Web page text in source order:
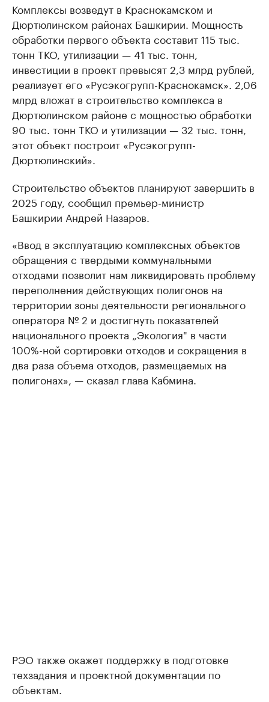
Комплексы возведут в Краснокамском и
Дюртюлинском районах Башкирии. Мощность
обработки первого объекта составит 115 тыс.
тонн ТКО, утилизации — 41 тыс. тонн,
инвестиции в проект превысят 2,3 млрд рублей,
реализует его «Русэкогрупп-Краснокамск». 2,06
млрд вложат в строительство комплекса в
Дюртюлинском районе с мощностью обработки
90 тыс. тонн ТКО и утилизации — 32 тыс. тонн,
этот объект построит «Русэкогрупп-
Дюртюлинский».
Строительство объектов планируют завершить в
2025 году, сообщил премьер-министр
Башкирии Андрей Назаров.
«Ввод в эксплуатацию комплексных объектов
обращения с твердыми коммунальными
отходами позволит нам ликвидировать проблему
переполнения действующих полигонов на
территории зоны деятельности регионального
оператора № 2 и достигнуть показателей
национального проекта „Экология" в части
100%-ной сортировки отходов и сокращения в
два раза объема отходов, размещаемых на
полигонах», — сказал глава Кабмина.
РЭО также окажет поддержку в подготовке
техзадания и проектной документации по
объектам.